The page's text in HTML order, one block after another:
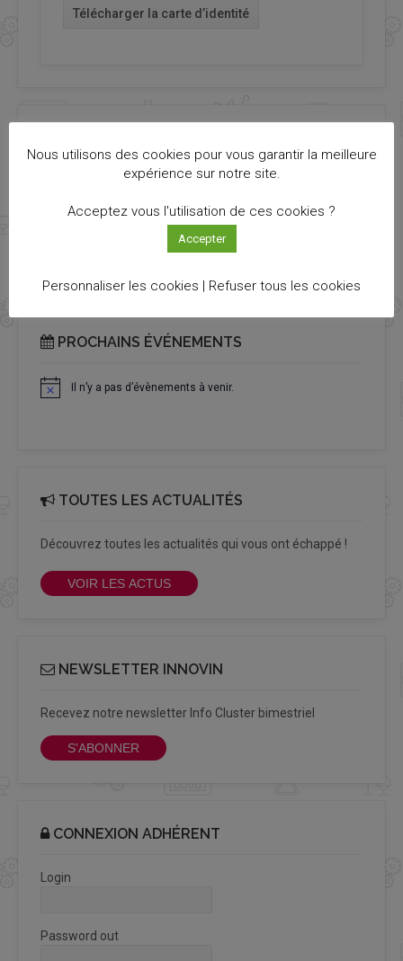
Télécharger la carte d’identité
PROCHAINS ÉVÉNEMENTS
Notice Il n’y a pas d’évènements à venir.
TOUTES LES ACTUALITÉS
Découvrez toutes les actualités qui vous ont échappé !
VOIR LES ACTUS
NEWSLETTER INNOVIN
Recevez notre newsletter Info Cluster bimestriel
S'ABONNER
CONNEXION ADHÉRENT
Login
Password out
Nous utilisons des cookies pour vous garantir la meilleure
expérience sur notre site.
Acceptez vous l'utilisation de ces cookies ?
Accepter
Personnaliser les cookies | Refuser tous les cookies